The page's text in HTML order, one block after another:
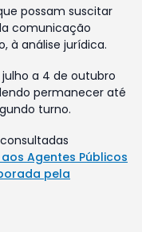
possam suscitar
comunicação
à análise jurídica.
a 4 de outubro
permanecer até
turno.
Agentes Públicos
pela